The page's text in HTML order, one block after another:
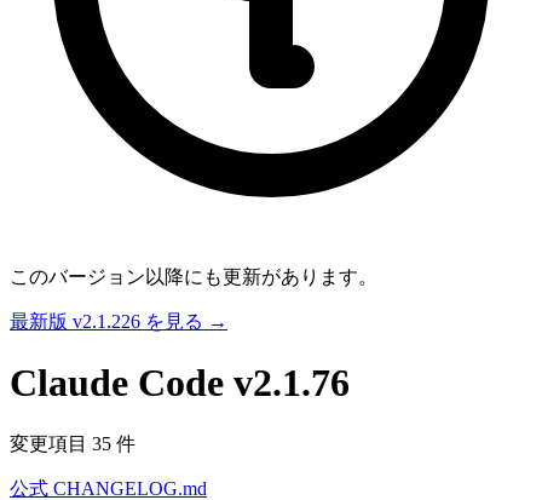
このバージョン以降にも更新があります。
最新版 v2.1.226 を見る →
Claude Code v2.1.76
変更項目 35 件
公式 CHANGELOG.md